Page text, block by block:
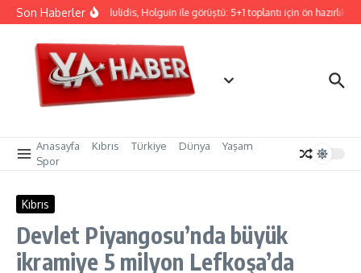
İçeriğe atla
Son HaberlerHristodulidis, Holguin ile görüştü: 5+1 toplantı için ön hazırlık
Anasayfa Kıbrıs Türkiye Dünya
Yaşam
Spor
Kıbrıs
Devlet Piyangosu’nda büyük
ikramiye 5 milyon Lefkoşa’da